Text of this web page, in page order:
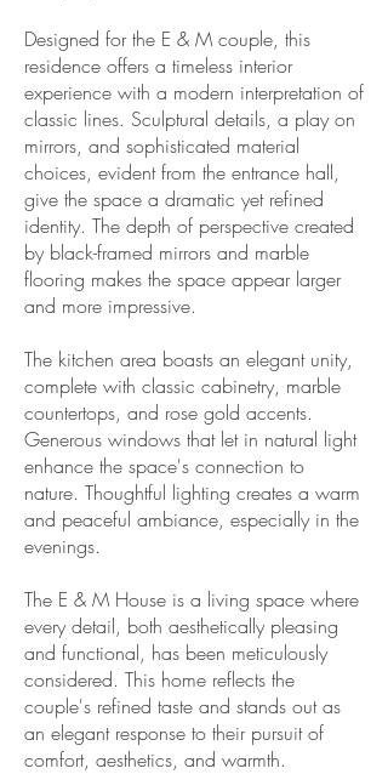
Designed for the E & M couple, this
residence offers a timeless interior
experience with a modern interpretation of
classic lines. Sculptural details, a play on
mirrors, and sophisticated material
choices, evident from the entrance hall,
give the space a dramatic yet refined
identity. The depth of perspective created
by black-framed mirrors and marble
flooring makes the space appear larger
and more impressive.
The kitchen area boasts an elegant unity,
complete with classic cabinetry, marble
countertops, and rose gold accents.
Generous windows that let in natural light
enhance the space's connection to
nature. Thoughtful lighting creates a warm
and peaceful ambiance, especially in the
evenings.
The E & M House is a living space where
every detail, both aesthetically pleasing
and functional, has been meticulously
considered. This home reflects the
couple's refined taste and stands out as
an elegant response to their pursuit of
comfort, aesthetics, and warmth.